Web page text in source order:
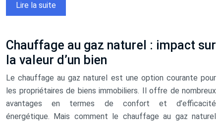
Lire la suite
Chauffage au gaz naturel : impact sur
la valeur d’un bien
Le chauffage au gaz naturel est une option courante pour
les propriétaires de biens immobiliers. Il offre de nombreux
avantages en termes de confort et d’efficacité
énergétique. Mais comment le chauffage au gaz naturel